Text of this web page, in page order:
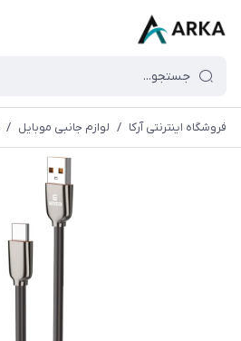
فروشگاه اینترنتی آرکا / لوازم جانبی موبایل /